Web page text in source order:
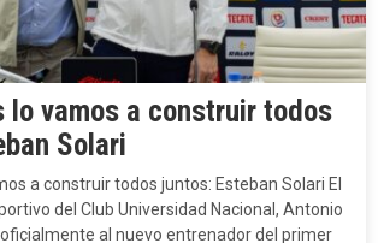
lo vamos a construir todos
Solari
a construir todos juntos: Esteban Solari El
del Club Universidad Nacional, Antonio
al nuevo entrenador del primer